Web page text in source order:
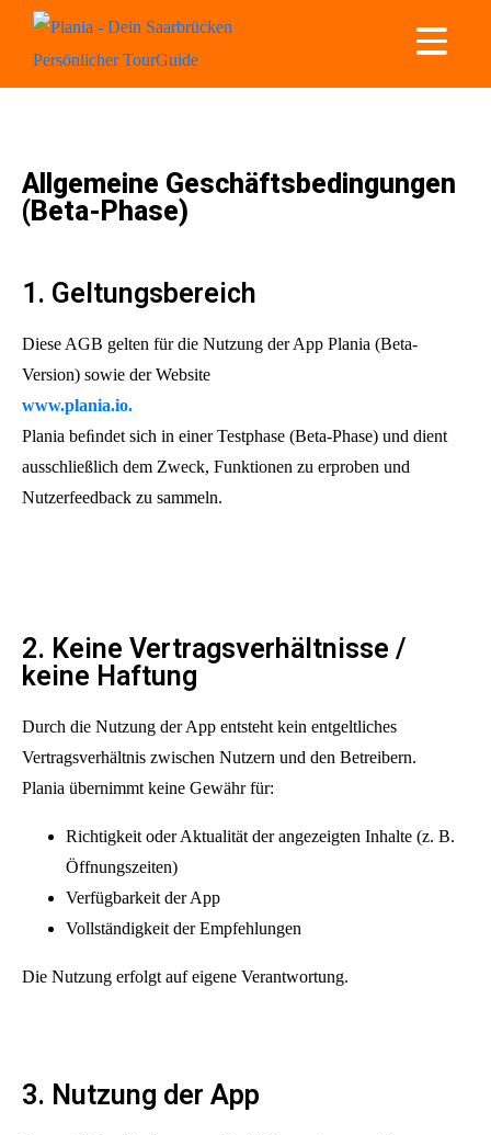
Allgemeine Geschäftsbedingungen
(Beta-Phase)
1. Geltungsbereich
Diese AGB gelten für die Nutzung der App Plania (Beta-
Version) sowie der Website
www.plania.io.
Plania beﬁndet sich in einer Testphase (Beta-Phase) und dient
ausschließlich dem Zweck, Funktionen zu erproben und
Nutzerfeedback zu sammeln.
2. Keine Vertragsverhältnisse /
keine Haftung
Durch die Nutzung der App entsteht kein entgeltliches
Vertragsverhältnis zwischen Nutzern und den Betreibern.
Plania übernimmt keine Gewähr für:
Richtigkeit oder Aktualität der angezeigten Inhalte (z. B.
Öffnungszeiten)
Verfügbarkeit der App
Vollständigkeit der Empfehlungen
Die Nutzung erfolgt auf eigene Verantwortung.
3. Nutzung der App